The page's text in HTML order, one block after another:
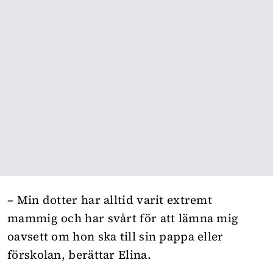
– Min dotter har alltid varit extremt
mammig och har svårt för att lämna mig
oavsett om hon ska till sin pappa eller
förskolan, berättar Elina.